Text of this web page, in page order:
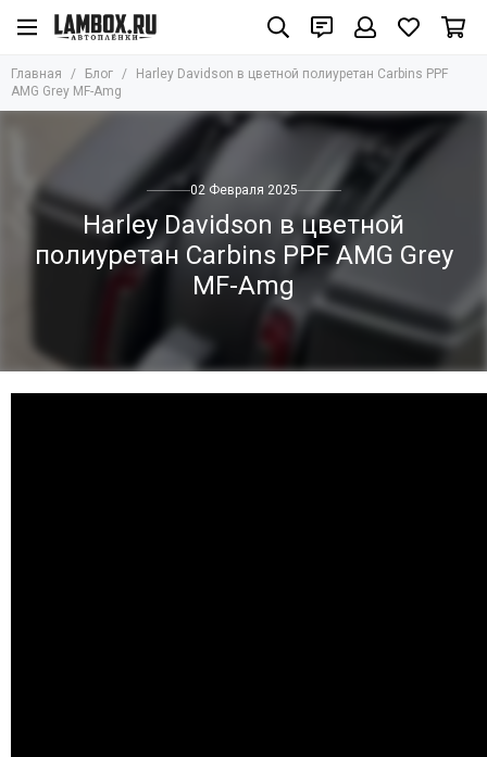
Главная Блог
Harley Davidson в цветной полиуретан Carbins PPF
AMG Grey MF-Amg
02 Февраля 2025
Harley Davidson в цветной
полиуретан Carbins PPF AMG Grey
MF-Amg